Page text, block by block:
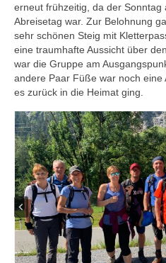
erneut frühzeitig, da der Sonntag
Abreisetag war. Zur Belohnung
sehr schönen Steig mit
eine traumhafte Aussicht über
war die Gruppe am
andere Paar Füße war noch
es zurück in die Heimat ging.